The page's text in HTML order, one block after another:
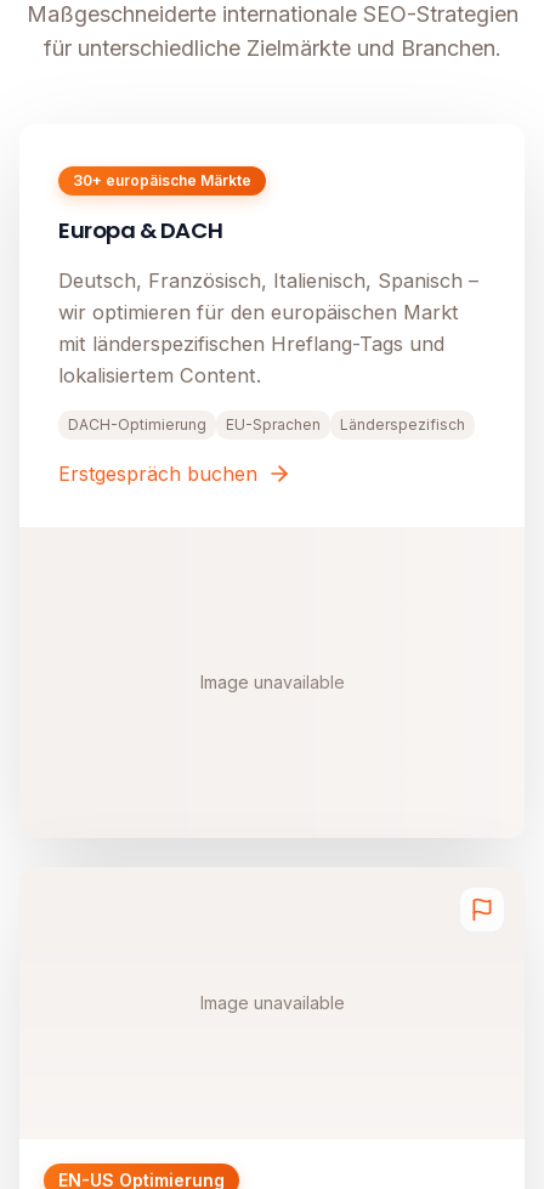
Maßgeschneiderte internationale SEO-Strategien
für unterschiedliche Zielmärkte und Branchen.
30+ europäische Märkte
Europa & DACH
Deutsch, Französisch, Italienisch, Spanisch –
wir optimieren für den europäischen Markt
mit länderspezifischen Hreflang-Tags und
lokalisiertem Content.
DACH-Optimierung EU-Sprachen Länderspezifisch
Erstgespräch buchen
Image unavailable
Image unavailable
EN-US Optimierung